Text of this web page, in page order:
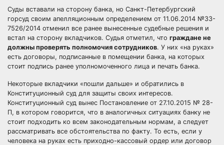
Суды вставали на сторону банка, но Санкт-Петербургский
горсуд своим апелляционным определением от 11.06.2014 №33-
7526/2014 отменил все ранее вынесенные судебные решения и
встал на сторону вкладчиков. Судья отметил, что граждане не
должны проверять полномочия сотрудников. У них «на руках»
есть договоры, подписанные в помещении банка, на которых
стоит подпись ранее уполномоченного лица и печать банка.
Некоторые вкладчики «пошли дальше» и обратились в
Конституционный суд для защиты своих интересов.
Конституционный суд вынес Постановление от 27.10.2015 № 28-
П, в котором говорится, что в аналогичных ситуациях банку не
стоит подходить ко всем законодательным нормам, а следует
рассматривать все обстоятельства по факту. То есть, если у
человека на руках есть приходно-кассовый ордер или договор